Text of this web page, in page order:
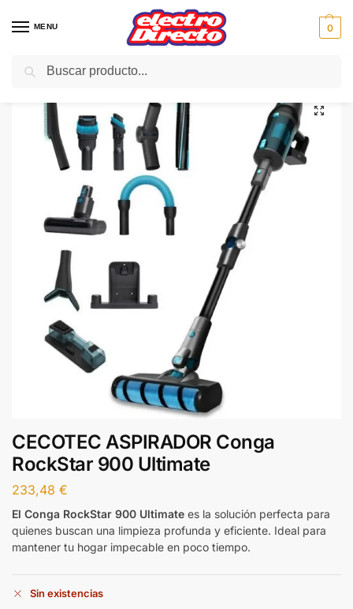
MENU 0
Inicio PAE / Hogar Aspiradoras
CECOTEC ASPIRADOR Conga
RockStar 900 Ultimate
233,48 €
El Conga RockStar 900 Ultimate es la solución perfecta para
quienes buscan una limpieza profunda y eficiente. Ideal para
mantener tu hogar impecable en poco tiempo.
Sin existencias